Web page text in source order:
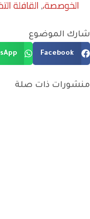
الخوصصة،, القافلة
شارك الموضوع
Facebook
منشورات ذات صلة